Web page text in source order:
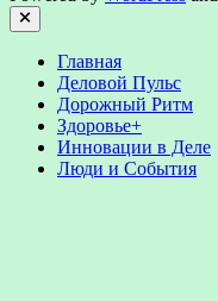
Close
Главная
Деловой Пульс
Дорожный Ритм
Здоровье+
Инновации в Деле
Люди и События